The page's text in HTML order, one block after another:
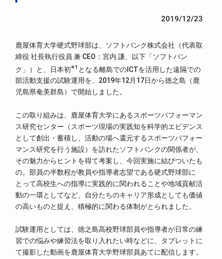
2019/12/23
鹿屋体育大学硬式野球部は、ソフトバンク株式会社（代表取
締役 社長執行役員 兼 CEO：宮内 謙、以下「ソフトバン
ク」）と、日本初※1 となる離島でのICTを活用した遠隔での
部活動支援の試験運用を、2019年12月17日から徳之島（鹿
児島県奄美群島）で開始しました。
この取り組みは、鹿屋体育大学にあるスポーツパフォーマン
ス研究センター（スポーツ現場の実践知を科学的エビデンス
として創出・蓄積し、活動の場へ還元するスポーツパフォー
マンス研究を行う施設）を訪れたソフトバンクの関係者が、
その魅力からヒントを得て考案し、今回実施に結びついたも
の。部員の半数程が教員や指導者志望である硬式野球部に
とって高校生への指導に実践的に関われることや地域貢献活
動の一環としてなど、自分たちのキャリア形成としても価値
の高いものと捉え、積極的に関わる体制がとられました。
試験運用としては、徳之島高校野球部員や指導者が日常の練
習での悩みや練習法を取り入れたい時などに、タブレットに
て撮影した動画を鹿屋体育大学野球部員あてに配信します。